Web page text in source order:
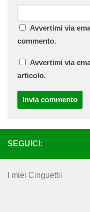
Avvertimi via
commento.
Avvertimi via
articolo.
SEGUICI:
I miei Cinguettii